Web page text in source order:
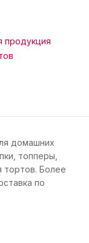
продукция
домашних
топперы,
тортов. Более
по